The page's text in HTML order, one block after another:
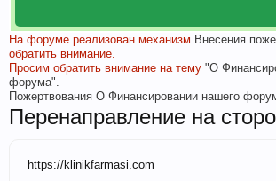
На форуме реализован механизм Внесения
обратить внимание.
Просим обратить внимание на тему "О
форума".
Пожертвования О Финансировании нашего
Перенаправление на
https://klinikfarmasi.com